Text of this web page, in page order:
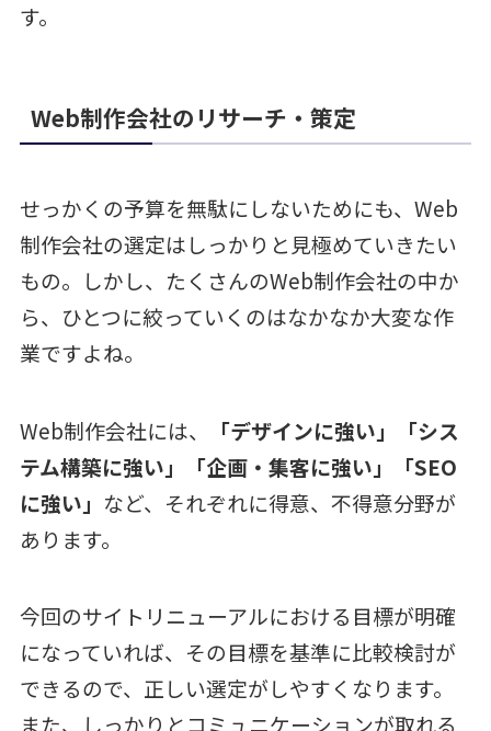
す。
Web制作会社のリサーチ・策定
せっかくの予算を無駄にしないためにも、Web
制作会社の選定はしっかりと見極めていきたい
もの。しかし、たくさんのWeb制作会社の中か
ら、ひとつに絞っていくのはなかなか大変な作
業ですよね。
Web制作会社には、
「デザインに強い」「シス
テム構築に強い」「企画・集客に強い」「SEO
に強い」 など、それぞれに得意、不得意分野が
あります。
今回のサイトリニューアルにおける目標が明確
になっていれば、その目標を基準に比較検討が
できるので、正しい選定がしやすくなります。
また、しっかりとコミュニケーションが取れる